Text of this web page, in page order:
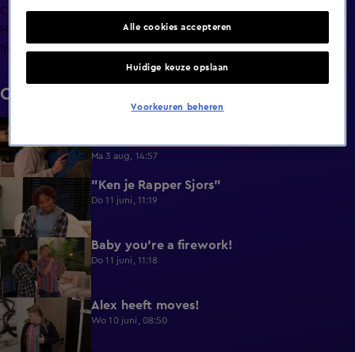
Clips
Hoe is het nu met?
Info
Clips
6:32
Ma 3 aug, 14:57
0:49 "Ken je Rapper Sjors"
Do 11 juni, 11:19
0:39 Baby you're a firework!
Do 11 juni, 11:18
0:43 Alex heeft moves!
Wo 10 juni, 08:50
Alle cookies accepteren
Huidige keuze opslaan
Voorkeuren beheren